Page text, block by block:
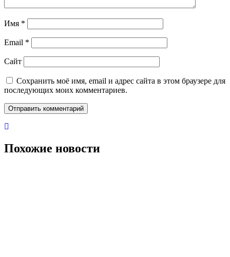
Имя *
Email *
Сайт
Сохранить моё имя, email и адрес сайта в этом браузере для
последующих моих комментариев.
Похожие новости